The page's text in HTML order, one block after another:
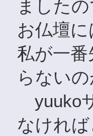
ました
お仏壇
私が一
らない
yuuko
なけれ